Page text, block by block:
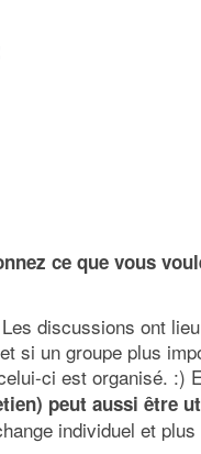
ce que vous
discussions ont
si un groupe plus
ci est organisé. :)
peut aussi être
individuel et